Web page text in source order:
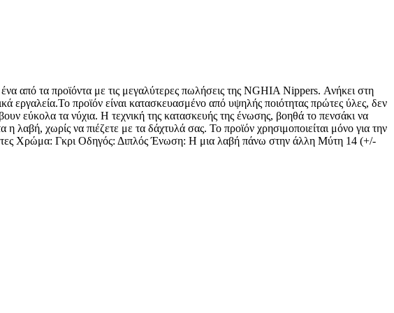
από τα προϊόντα με τις μεγαλύτερες πωλήσεις της NGHIA Nippers. Ανήκει στη
εργαλεία.Το προϊόν είναι κατασκευασμένο από υψηλής ποιότητας πρώτες ύλες, δεν
εύκολα τα νύχια. Η τεχνική της κατασκευής της ένωσης, βοηθά το πενσάκι να
λαβή, χωρίς να πιέζετε με τα δάχτυλά σας. Το προϊόν χρησιμοποιείται μόνο για την
Χρώμα: Γκρι Οδηγός: Διπλός Ένωση: Η μια λαβή πάνω στην άλλη Μύτη 14 (+/-